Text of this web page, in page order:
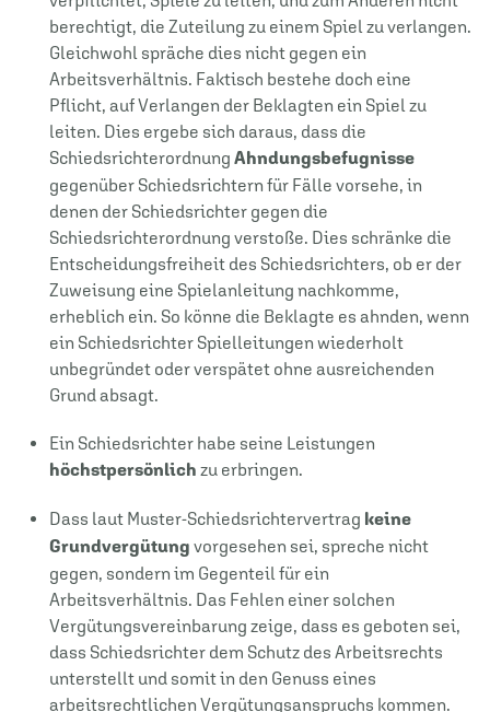
berechtigt, die Zuteilung zu einem Spiel zu verlangen.
Gleichwohl spräche dies nicht gegen ein
Arbeitsverhältnis. Faktisch bestehe doch eine
Pflicht, auf Verlangen der Beklagten ein Spiel zu
leiten. Dies ergebe sich daraus, dass die
Schiedsrichterordnung Ahndungsbefugnisse
gegenüber Schiedsrichtern für Fälle vorsehe, in
denen der Schiedsrichter gegen die
Schiedsrichterordnung verstoße. Dies schränke die
Entscheidungsfreiheit des Schiedsrichters, ob er der
Zuweisung eine Spielanleitung nachkomme,
erheblich ein. So könne die Beklagte es ahnden, wenn
ein Schiedsrichter Spielleitungen wiederholt
unbegründet oder verspätet ohne ausreichenden
Grund absagt.
Ein Schiedsrichter habe seine Leistungen
höchstpersönlich zu erbringen.
Dass laut Muster-Schiedsrichtervertrag keine
Grundvergütung vorgesehen sei, spreche nicht
gegen, sondern im Gegenteil für ein
Arbeitsverhältnis. Das Fehlen einer solchen
Vergütungsvereinbarung zeige, dass es geboten sei,
dass Schiedsrichter dem Schutz des Arbeitsrechts
unterstellt und somit in den Genuss eines
arbeitsrechtlichen Vergütungsanspruchs kommen.